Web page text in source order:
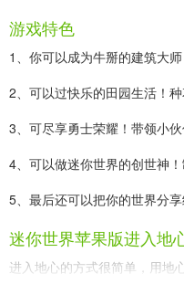
游戏特色
1、你可以成为牛掰的建筑大
2、可以过快乐的田园生活！
3、可尽享勇士荣耀！带领小
4、可以做迷你世界的创世神
5、最后还可以把你的世界分
迷你世界苹果版进入地
进入地心的方式很简单，用地